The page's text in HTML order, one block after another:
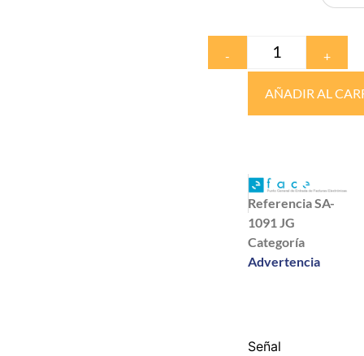
- +
AÑADIR AL
ReferenciaSA-
1091 JG
Categoría
Advertencia
Señal